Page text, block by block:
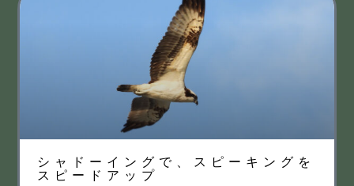
シャドーイングで、スピーキングを
スピードアップ